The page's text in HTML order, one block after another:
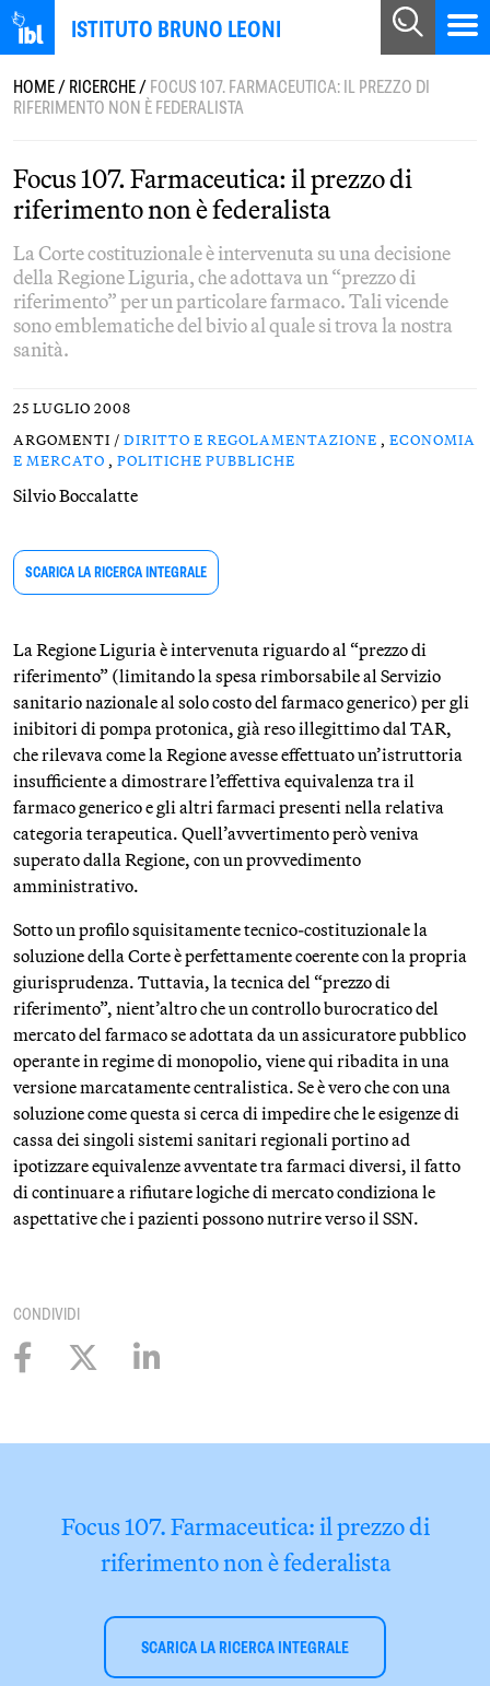
ISTITUTO BRUNO LEONI
HOME/RICERCHE/FOCUS 107. FARMACEUTICA: IL PREZZO DI
RIFERIMENTO NON È FEDERALISTA
Focus 107. Farmaceutica: il prezzo di
riferimento non è federalista
La Corte costituzionale è intervenuta su una decisione
della Regione Liguria, che adottava un “prezzo di
riferimento” per un particolare farmaco. Tali vicende
sono emblematiche del bivio al quale si trova la nostra
sanità.
25 LUGLIO 2008
ARGOMENTI / DIRITTO E REGOLAMENTAZIONE , ECONOMIA
E MERCATO , POLITICHE PUBBLICHE
Silvio Boccalatte
SCARICA LA RICERCA INTEGRALE
La Regione Liguria è intervenuta riguardo al “prezzo di
riferimento” (limitando la spesa rimborsabile al Servizio
sanitario nazionale al solo costo del farmaco generico) per gli
inibitori di pompa protonica, già reso illegittimo dal TAR,
che rilevava come la Regione avesse effettuato un’istruttoria
insufficiente a dimostrare l’effettiva equivalenza tra il
farmaco generico e gli altri farmaci presenti nella relativa
categoria terapeutica. Quell’avvertimento però veniva
superato dalla Regione, con un provvedimento
amministrativo.
Sotto un profilo squisitamente tecnico-costituzionale la
soluzione della Corte è perfettamente coerente con la propria
giurisprudenza. Tuttavia, la tecnica del “prezzo di
riferimento”, nient’altro che un controllo burocratico del
mercato del farmaco se adottata da un assicuratore pubblico
operante in regime di monopolio, viene qui ribadita in una
versione marcatamente centralistica. Se è vero che con una
soluzione come questa si cerca di impedire che le esigenze di
cassa dei singoli sistemi sanitari regionali portino ad
ipotizzare equivalenze avventate tra farmaci diversi, il fatto
di continuare a rifiutare logiche di mercato condiziona le
aspettative che i pazienti possono nutrire verso il SSN.
CONDIVIDI
Focus 107. Farmaceutica: il prezzo di
riferimento non è federalista
SCARICA LA RICERCA INTEGRALE